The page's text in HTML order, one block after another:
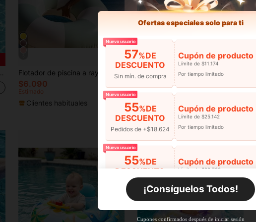
Flotador de piscina a rayas gruesas de color verde menta y beige, anillo inflable para adultos resistente y a prueba de fugas, adecuado para fiestas de verano en la playa, piscina, lago y océano
$6.090
Estimado
Clientes habituales
Estimado
Clientes habituales
Ofertas especiales solo para ti
Nuevo usuario
57%DE
DESCUENTO
Sin mín. de compra
Cupón de producto
Límite de $11.174
Por tiempo limitado
Nuevo usuario
55%DE
DESCUENTO
Pedidos de +$18.624
Cupón de producto
Límite de $25.142
Por tiempo limitado
Nuevo usuario
55%DE
DESCUENTO
Pedidos de +$27.936
Cupón de producto
Límite de $29.798
Nuevo usuario
55 %DE
Cupón de producto
¡Consíguelos Todos!
Cupones confirmados después de iniciar sesión